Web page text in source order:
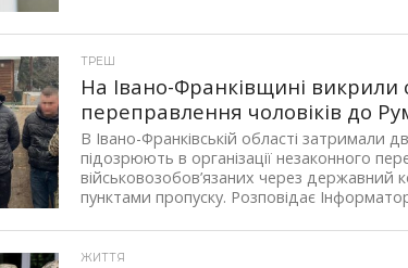
ТРЕШ
На Івано-Франківщині викрили
переправлення чоловіків до
В Івано-Франківській області затримали
підозрюють в організації незаконного
військовозобов’язаних через державний
пунктами пропуску. Розповідає
ЖИТТЯ